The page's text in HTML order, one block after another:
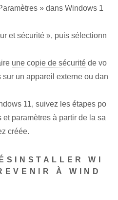
» dans ‌Windows 1
et sécurité », puis sélectionn
une copie de sécurité ⁣de‌ vo
sur un appareil externe ou dan
11, suivez les étapes po
et paramètres à partir de la sa
créée.
WI
À WIND